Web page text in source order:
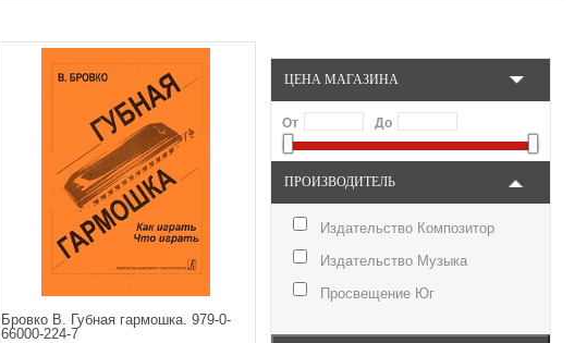
ЦЕНА МАГАЗИНА
От До
ПРОИЗВОДИТЕЛЬ
Издательство Композитор
Издательство Музыка
Просвещение Юг
Бровко В. Губная гармошка. 979-0-
66000-224-7